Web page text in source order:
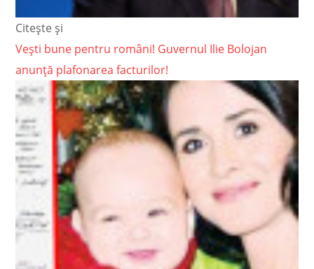
Citește și
Vești bune pentru români! Guvernul Ilie Bolojan
anunță plafonarea facturilor!